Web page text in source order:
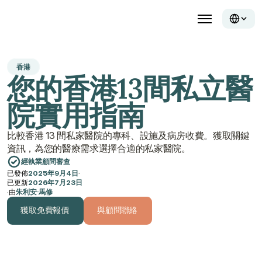
香港
您的香港13間私立醫
院實用指南
比較香港 13 間私家醫院的專科、設施及病房收費。獲取關鍵
資訊，為您的醫療需求選擇合適的私家醫院。
經執業顧問審查
已發佈2025年9月4日·
已更新2026年7月23日
·由朱利安·馬修
獲取免費報價 與顧問聯絡